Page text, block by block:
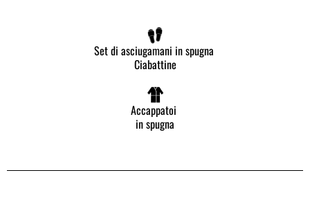
Set di asciugamani in spugna
Ciabattine
Accappatoi
in spugna